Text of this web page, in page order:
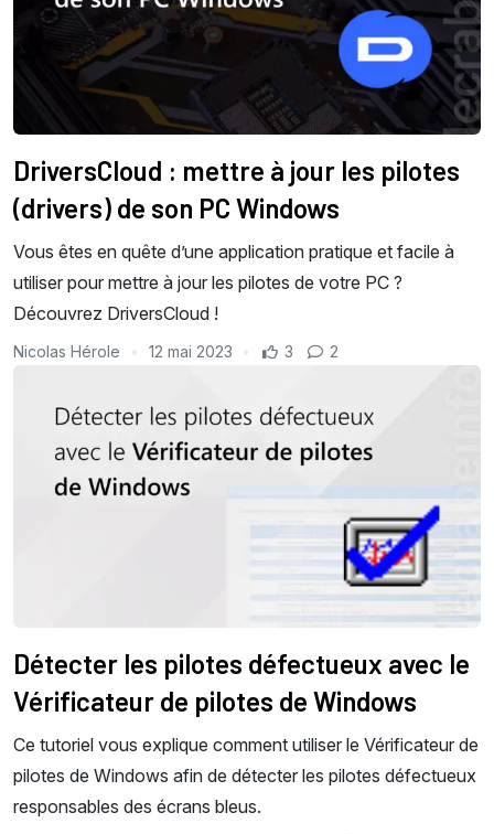
DriversCloud : mettre à jour les pilotes
(drivers) de son PC Windows
Vous êtes en quête d’une application pratique et facile à
utiliser pour mettre à jour les pilotes de votre PC ?
Découvrez DriversCloud !
Nicolas Hérole 12 mai 2023 3 2
Détecter les pilotes défectueux avec le
Vérificateur de pilotes de Windows
Ce tutoriel vous explique comment utiliser le Vérificateur de
pilotes de Windows afin de détecter les pilotes défectueux
responsables des écrans bleus.